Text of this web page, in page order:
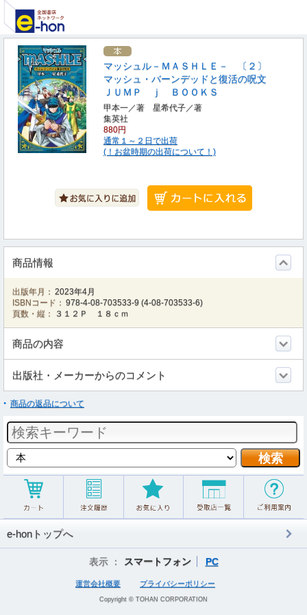
マッシュル－ＭＡＳＨＬＥ－ 〔２〕
マッシュ・バーンデッドと復活の呪文
ＪＵＭＰ ｊ ＢＯＯＫＳ
甲本一／著 星希代子／著
集英社
880円
通常１～２日で出荷
(！お盆時期の出荷について！)
商品情報
出版年月： 2023年4月
ISBNコード： 978-4-08-703533-9 (4-08-703533-6)
頁数・縦：
３１２Ｐ １８ｃｍ
商品の内容
出版社・メーカーからのコメント
商品の返品について
e-honトップへ
表示 ： スマートフォン PC
運営会社概要 プライバシーポリシー
Copyright © TOHAN CORPORATION